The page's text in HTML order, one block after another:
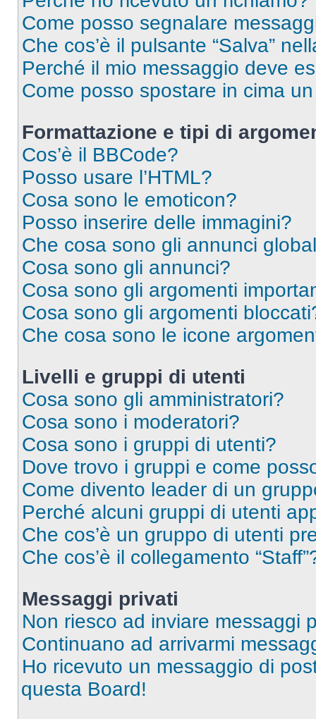
Come posso segnalare
Che cos’è il pulsante “Salva”
Perché il mio messaggio deve
Come posso spostare in cima
Formattazione e tipi di
Cos’è il BBCode?
Posso usare l’HTML?
Cosa sono le emoticon?
Posso inserire delle immagini?
Che cosa sono gli annunci
Cosa sono gli annunci?
Cosa sono gli argomenti
Cosa sono gli argomenti
Che cosa sono le icone
Livelli e gruppi di utenti
Cosa sono gli amministratori?
Cosa sono i moderatori?
Cosa sono i gruppi di utenti?
Dove trovo i gruppi e come
Come divento leader di un
Perché alcuni gruppi di utenti
Che cos’è un gruppo di utenti
Che cos’è il collegamento
Messaggi privati
Non riesco ad inviare messaggi
Continuano ad arrivarmi
Ho ricevuto un messaggio di
questa Board!